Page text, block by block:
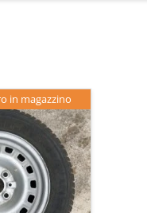
in magazzino